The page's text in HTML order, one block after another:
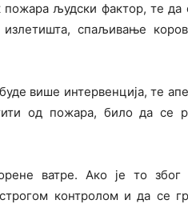
пожара људски фактор, те да
спаљивање
више интервенција, те
од пожара, било да се
ватре. Ако је то због
контролом и да се